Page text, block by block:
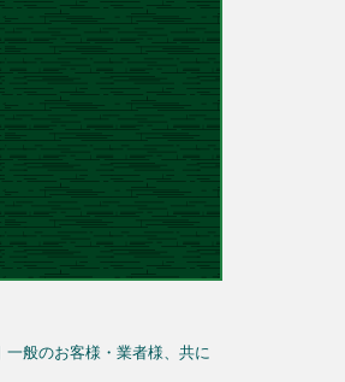
一般のお客様・業者様、共に